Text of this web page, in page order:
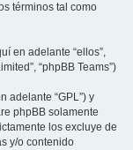
términos tal como
en adelante “ellos”,
“phpBB Teams”)
adelante “GPL”) y
phpBB solamente
los excluye de
y/o contenido